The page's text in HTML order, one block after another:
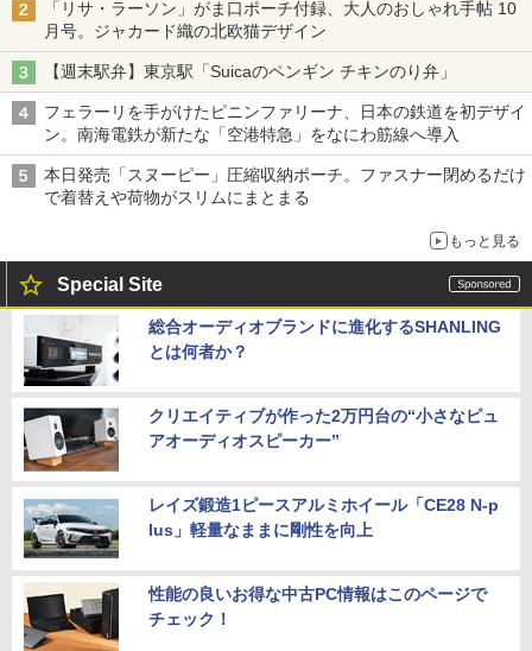
「リサ・ラーソン」がま口ポーチ付録、大人のおしゃれ手帖 10
月号。ジャカード織の北欧猫デザイン
【週末駅弁】東京駅「Suicaのペンギン チキンのり弁」
フェラーリを手がけたピニンファリーナ、日本の鉄道を初デザイ
ン。南海電鉄が新たな「空港特急」をなにわ筋線へ導入
本日発売「スヌーピー」圧縮収納ポーチ。ファスナー閉めるだけ
で着替えや荷物がスリムにまとまる
もっと見る
Special Site
総合オーディオブランドに進化するSHANLING
とは何者か？
クリエイティブが作った2万円台の“小さなピュ
アオーディオスピーカー”
レイズ鍛造1ピースアルミホイール「CE28 N-p
lus」軽量なままに剛性を向上
性能の良いお得な中古PC情報はこのページで
チェック！